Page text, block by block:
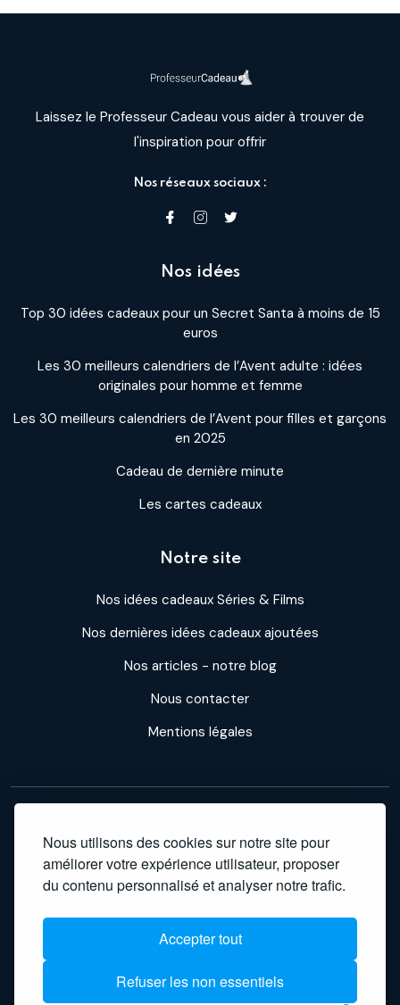
Nous utilisons des cookies sur notre site pour
améliorer votre expérience utilisateur, proposer
du contenu personnalisé et analyser notre trafic.
Accepter tout
Refuser les non essentiels
Laissez le Professeur Cadeau vous aider à trouver de
l'inspiration pour offrir
Nos réseaux sociaux :
Nos idées
Top 30 idées cadeaux pour un Secret Santa à moins de 15
euros
Les 30 meilleurs calendriers de l’Avent adulte : idées
originales pour homme et femme
Les 30 meilleurs calendriers de l’Avent pour filles et garçons
en 2025
Cadeau de dernière minute
Les cartes cadeaux
Notre site
Nos idées cadeaux Séries & Films
Nos dernières idées cadeaux ajoutées
Nos articles - notre blog
Nous contacter
Mentions légales
Professeur Cadeau participe à des programmes d'affiliation : nous
percevons une commission sur les achats effectués via nos liens,
sans surcoût pour vous. En tant que Partenaire Amazon, nous
requises.En savoir plus
© 2017-2026 - Tous droits réservés